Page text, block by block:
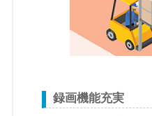
録画機能充実